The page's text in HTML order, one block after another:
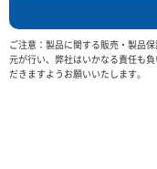
ご注意：製品に関する販売・製品
元が行い、弊社はいかなる責任も
だきますようお願いいたします。